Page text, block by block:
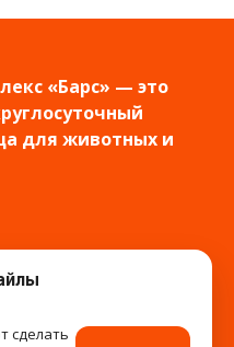
«Барс» — это
для животных и
сделать